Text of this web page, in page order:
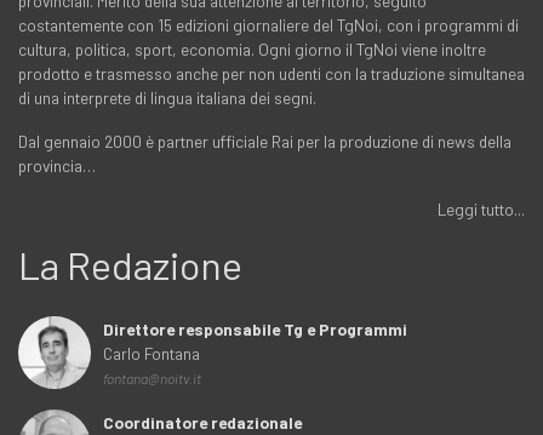
costantemente con 15 edizioni giornaliere del TgNoi, con i programmi di
cultura, politica, sport, economia. Ogni giorno il TgNoi viene inoltre
prodotto e trasmesso anche per non udenti con la traduzione simultanea
di una interprete di lingua italiana dei segni.
Dal gennaio 2000 è partner ufficiale Rai per la produzione di news della
provincia…
Leggi tutto...
La Redazione
Direttore responsabile Tg e Programmi
Carlo Fontana
fontana@noitv.it
Coordinatore redazionale